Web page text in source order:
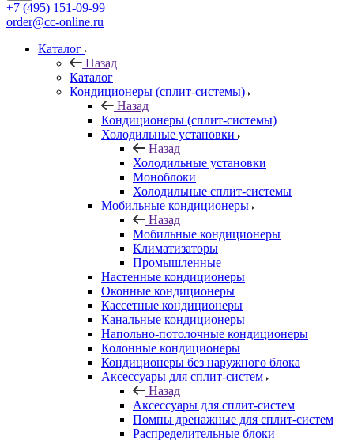
+7 (495) 151-09-99
order@cc-online.ru
Каталог
Назад
Каталог
Кондиционеры (сплит-системы)
Назад
Кондиционеры (сплит-системы)
Холодильные установки
Назад
Холодильные установки
Моноблоки
Холодильные сплит-системы
Мобильные кондиционеры
Назад
Мобильные кондиционеры
Климатизаторы
Промышленные
Настенные кондиционеры
Оконные кондиционеры
Кассетные кондиционеры
Канальные кондиционеры
Напольно-потолочные кондиционеры
Колонные кондиционеры
Кондиционеры без наружного блока
Аксессуары для сплит-систем
Назад
Аксессуары для сплит-систем
Помпы дренажные для сплит-систем
Распределительные блоки